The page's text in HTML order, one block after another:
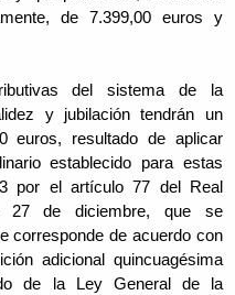
de 7.399,00 euros y
del sistema de la
y jubilación tendrán un
euros, resultado de aplicar
establecido para estas
por el artículo 77 del Real
27 de diciembre, que se
corresponde de acuerdo con
adicional quincuagésima
de la Ley General de la